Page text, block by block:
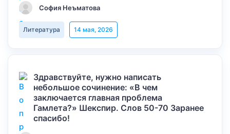
София Неъматова
Литература 14 мая, 2026
Здравствуйте, нужно написать
небольшое сочинение: «В чем
заключается главная проблема
Гамлета?» Шекспир. Слов 50-70 Заранее
спасибо!